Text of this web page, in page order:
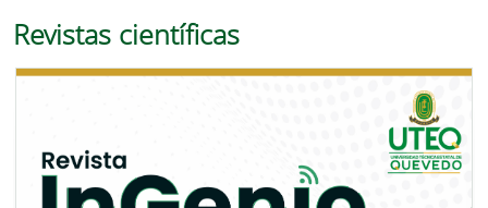
Revistas científicas